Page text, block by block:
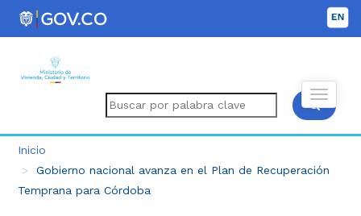
Inicio
Gobierno nacional avanza en el Plan de Recuperación
Temprana para Córdoba